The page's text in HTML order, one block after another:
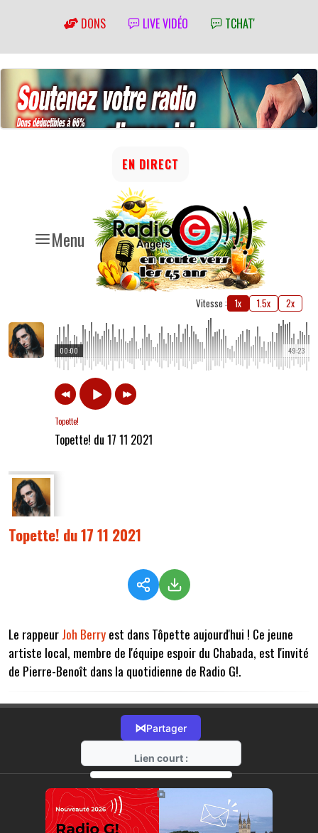
DONS LIVE VIDÉO TCHAT'
Menu
EN DIRECT
Vitesse : 1x 1.5x 2x
49:23
00:00
Topette!
Topette! du 17 11 2021
Topette! du 17 11 2021
Le rappeurJoh Berryest dans Tôpette aujourd'hui ! Ce jeune
artiste local, membre de l'équipe espoir du Chabada, est l'invité
de Pierre-Benoît dans la quotidienne de Radio G!.
⋈Partager
Lien court :
https://radio-g.fr?6955
⧉